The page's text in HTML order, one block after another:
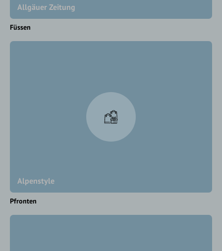
Allgäuer Zeitung
Füssen
Alpenstyle
Pfronten